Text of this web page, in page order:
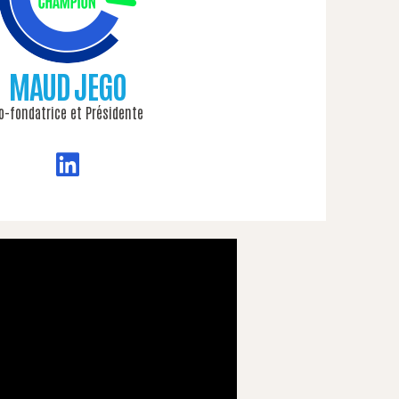
MAUD JEGO
fondatrice et Présidente